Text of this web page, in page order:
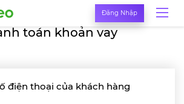
Đăng Nhập
toán khoản vay
điện thoại của khách hàng